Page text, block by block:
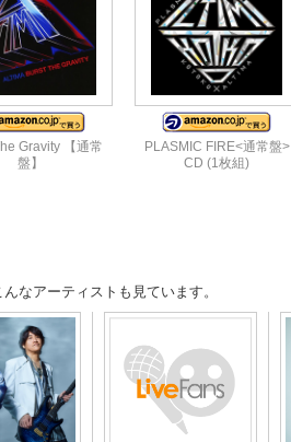
Gravity 【通常
盤】
PLASMIC FIRE<通常盤>
CD (1枚組)
なアーティストも見ています。